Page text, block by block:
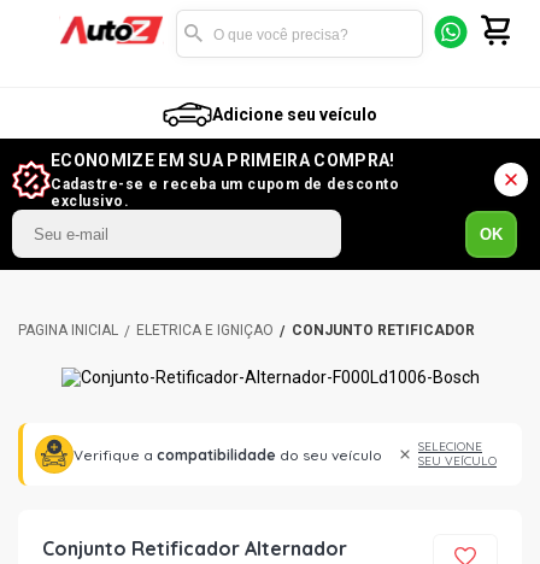
Adicione seu veículo
ECONOMIZE EM SUA PRIMEIRA COMPRA!
Cadastre-se e receba um cupom de desconto
exclusivo.
OK
ELÉTRICA E IGNIÇÃO CONJUNTO RETIFICADOR
Verifique a compatibilidade do seu veículo
SELECIONE
SEU VEÍCULO
Conjunto Retificador Alternador